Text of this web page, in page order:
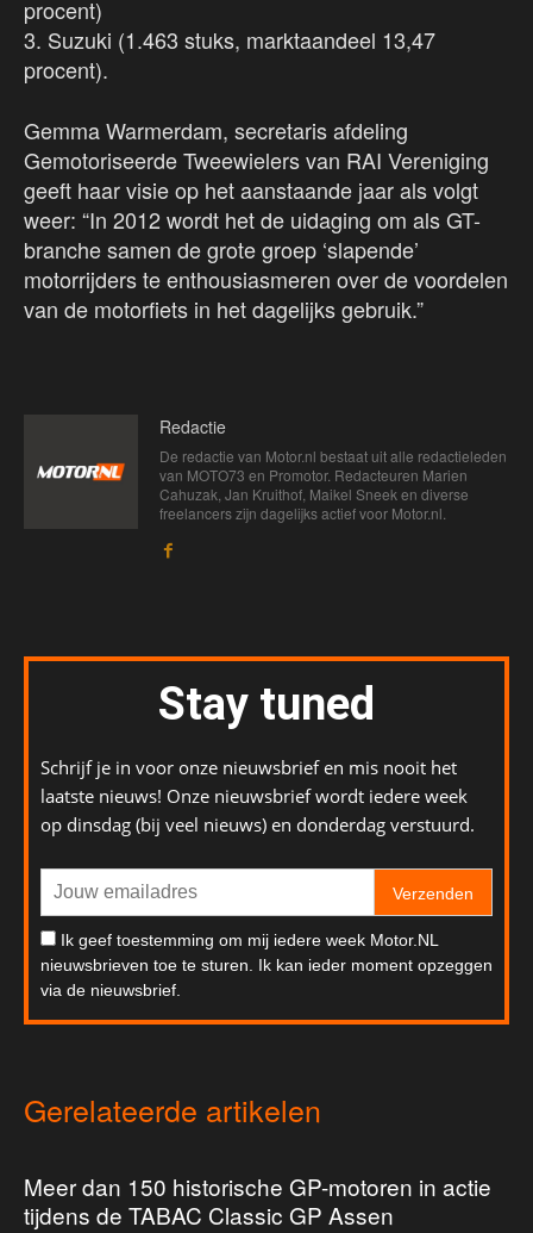
procent)
3. Suzuki (1.463 stuks, marktaandeel 13,47
procent).
Gemma Warmerdam, secretaris afdeling
Gemotoriseerde Tweewielers van RAI Vereniging
geeft haar visie op het aanstaande jaar als volgt
weer: “In 2012 wordt het de uidaging om als GT-
branche samen de grote groep ‘slapende’
motorrijders te enthousiasmeren over de voordelen
van de motorfiets in het dagelijks gebruik.”
Redactie
De redactie van Motor.nl bestaat uit alle redactieleden
van MOTO73 en Promotor. Redacteuren Marien
Cahuzak, Jan Kruithof, Maikel Sneek en diverse
freelancers zijn dagelijks actief voor Motor.nl.
Stay tuned
Schrijf je in voor onze nieuwsbrief en mis nooit het
laatste nieuws! Onze nieuwsbrief wordt iedere week
op dinsdag (bij veel nieuws) en donderdag verstuurd.
Verzenden
Ik geef toestemming om mij iedere week Motor.NL
nieuwsbrieven toe te sturen. Ik kan ieder moment opzeggen
via de nieuwsbrief.
Gerelateerde artikelen
Meer dan 150 historische GP-motoren in actie
tijdens de TABAC Classic GP Assen